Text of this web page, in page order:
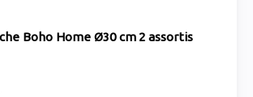
Boho Home Ø30 cm 2 assortis